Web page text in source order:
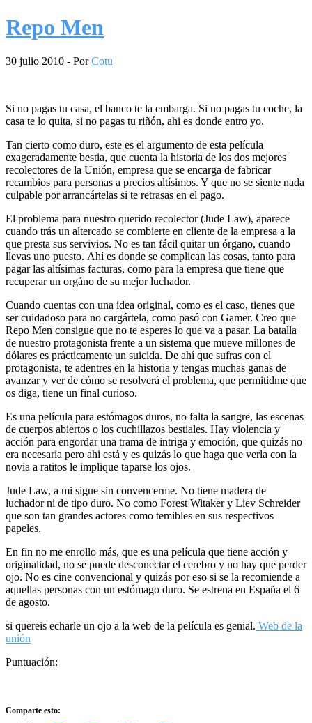
Repo Men
30 julio 2010 - PorCotu
Si no pagas tu casa, el banco te la embarga. Si no pagas tu coche, la
casa te lo quita, si no pagas tu riñón, ahi es donde entro yo.
Tan cierto como duro, este es el argumento de esta película
exageradamente bestia, que cuenta la historia de los dos mejores
recolectores de la Unión, empresa que se encarga de fabricar
recambios para personas a precios altísimos. Y que no se siente nada
culpable por arrancártelas si te retrasas en el pago.
El problema para nuestro querido recolector (Jude Law), aparece
cuando trás un altercado se combierte en cliente de la empresa a la
que presta sus servivios. No es tan fácil quitar un órgano, cuando
llevas uno puesto. Ahí es donde se complican las cosas, tanto para
pagar las altísimas facturas, como para la empresa que tiene que
recuperar un orgáno de su mejor luchador.
Cuando cuentas con una idea original, como es el caso, tienes que
ser cuidadoso para no cargártela, como pasó con Gamer. Creo que
Repo Men consigue que no te esperes lo que va a pasar. La batalla
de nuestro protagonista frente a un sistema que mueve millones de
dólares es prácticamente un suicida. De ahí que sufras con el
protagonista, te adentres en la historia y tengas muchas ganas de
avanzar y ver de cómo se resolverá el problema, que permitidme que
os diga, tiene un final curioso.
Es una película para estómagos duros, no falta la sangre, las escenas
de cuerpos abiertos o los cuchillazos bestiales. Hay violencia y
acción para engordar una trama de intriga y emoción, que quizás no
era necesaria pero ahi está y es quizás lo que haga que verla con la
novia a ratitos le implique taparse los ojos.
Jude Law, a mi sigue sin convencerme. No tiene madera de
luchador ni de tipo duro. No como Forest Witaker y Liev Schreider
que son tan grandes actores como temibles en sus respectivos
papeles.
En fin no me enrollo más, que es una película que tiene acción y
originalidad, no se puede desconectar el cerebro y no hay que perder
ojo. No es cine convencional y quizás por eso si se la recomiende a
aquellas personas con un estómago duro. Se estrena en España el 6
de agosto.
si quereis echarle un ojo a la web de la película es genial. Web de la
unión
Puntuación:
Comparte esto: